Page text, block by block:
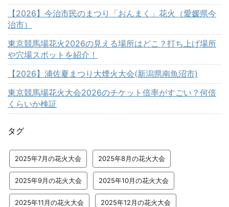
【2026】今治市民のまつり「おんまく」花火（愛媛県今
治市）
東京競馬場花火2026の見える場所はどこ？打ち上げ場所
や穴場スポットを紹介！
【2026】浦佐夏まつり大煙火大会(新潟県南魚沼市)
東京競馬場花火大会2026のチケット倍率がすごい？何倍
くらいか検証
タグ
2025年7月の花火大会 2025年8月の花火大会
2025年9月の花火大会 2025年10月の花火大会
2025年11月の花火大会 2025年12月の花火大会